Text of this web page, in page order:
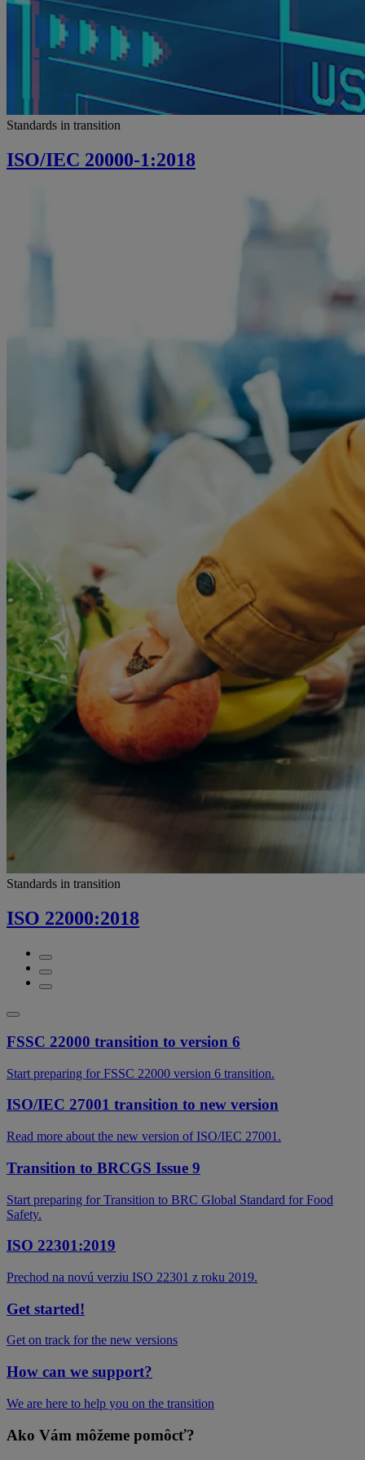
Standards in transition
ISO/IEC 20000-1:2018
Standards in transition
ISO 22000:2018
FSSC 22000 transition to version 6
Start preparing for FSSC 22000 version 6 transition.
ISO/IEC 27001 transition to new version
Read more about the new version of ISO/IEC 27001.
Transition to BRCGS Issue 9
Start preparing for Transition to BRC Global Standard for Food
Safety.
ISO 22301:2019
Prechod na novú verziu ISO 22301 z roku 2019.
Get started!
Get on track for the new versions
How can we support?
We are here to help you on the transition
Ako Vám môžeme pomôcť?